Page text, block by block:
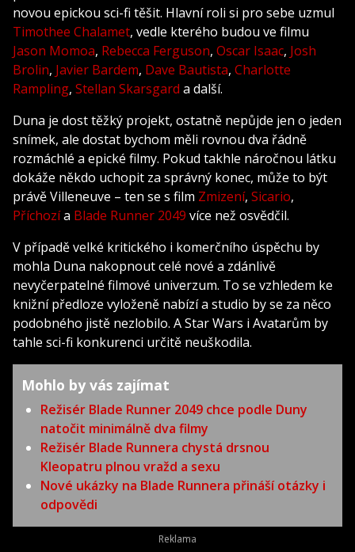
novou epickou sci-fi těšit. Hlavní roli si pro sebe uzmul
Timothee Chalamet, vedle kterého budou ve filmu
Jason Momoa, Rebecca Ferguson, Oscar Isaac, Josh
Brolin, Javier Bardem, Dave Bautista, Charlotte
Rampling, Stellan Skarsgard a další.
Duna je dost těžký projekt, ostatně nepůjde jen o jeden
snímek, ale dostat bychom měli rovnou dva řádně
rozmáchlé a epické filmy. Pokud takhle náročnou látku
dokáže někdo uchopit za správný konec, může to být
právě Villeneuve – ten se s film Zmizení, Sicario,
Příchozía Blade Runner 2049 více než osvědčil.
V případě velké kritického i komerčního úspěchu by
mohla Duna nakopnout celé nové a zdánlivě
nevyčerpatelné filmové univerzum. To se vzhledem ke
knižní předloze vyloženě nabízí a studio by se za něco
podobného jistě nezlobilo. A Star Wars i Avatarům by
tahle sci-fi konkurenci určitě neuškodila.
Mohlo by vás zajímat
Režisér Blade Runner 2049 chce podle Duny
natočit minimálně dva filmy
Režisér Blade Runnera chystá drsnou
Kleopatru plnou vražd a sexu
Nové ukázky na Blade Runnera přináší otázky i
odpovědi